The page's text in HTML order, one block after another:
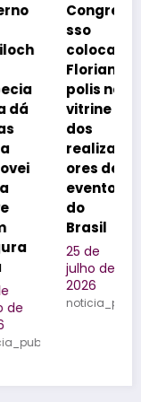
na
de
de
Netos
inspira
m
rótulos
e
reforça
m o
legado
da
família
na
Quinta
do
Olivard
o
24 de